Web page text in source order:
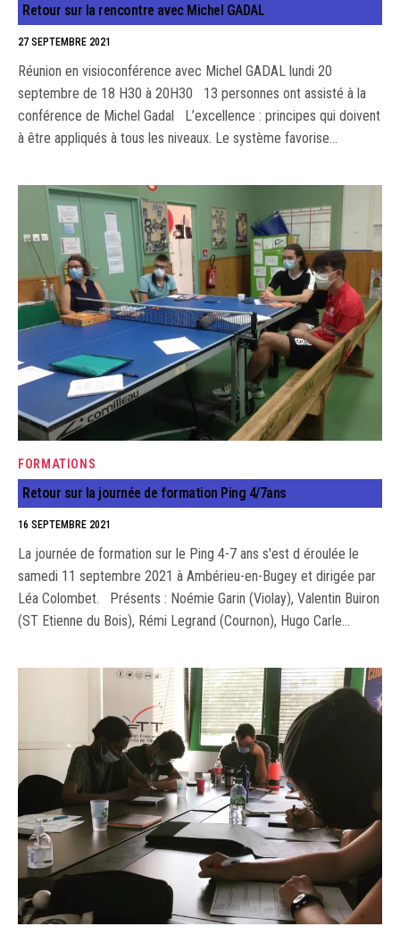
Retour sur la rencontre avec Michel GADAL
27 SEPTEMBRE 2021
Réunion en visioconférence avec Michel GADAL lundi 20
septembre de 18 H30 à 20H30 13 personnes ont assisté à la
conférence de Michel Gadal L’excellence : principes qui doivent
à être appliqués à tous les niveaux. Le système favorise…
FORMATIONS
Retour sur la journée de formation Ping 4/7ans
16 SEPTEMBRE 2021
La journée de formation sur le Ping 4-7 ans s'est d éroulée le
samedi 11 septembre 2021 à Ambérieu-en-Bugey et dirigée par
Léa Colombet. Présents : Noémie Garin (Violay), Valentin Buiron
(ST Etienne du Bois), Rémi Legrand (Cournon), Hugo Carle…